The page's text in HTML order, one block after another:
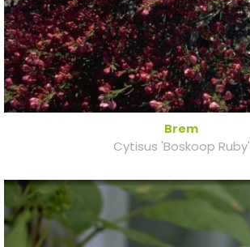
Brem
Cytisus 'Boskoop Ruby'